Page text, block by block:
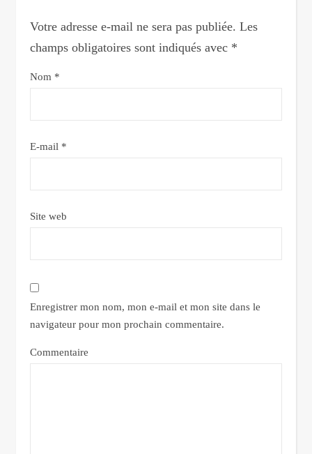
Votre adresse e-mail ne sera pas publiée. Les
champs obligatoires sont indiqués avec *
Nom *
E-mail *
Site web
Enregistrer mon nom, mon e-mail et mon site dans le
navigateur pour mon prochain commentaire.
Commentaire